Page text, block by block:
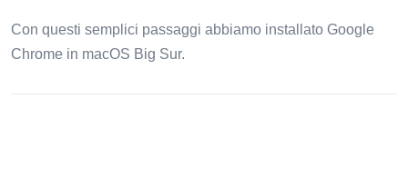
Con questi semplici passaggi abbiamo installato Google
Chrome in macOS Big Sur.